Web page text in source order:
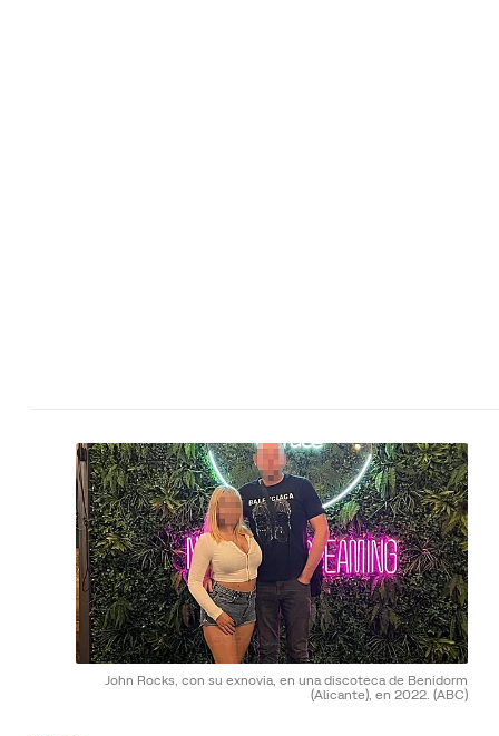
John Rocks, con su exnovia, en una discoteca de Benidorm
(Alicante), en 2022. (ABC)